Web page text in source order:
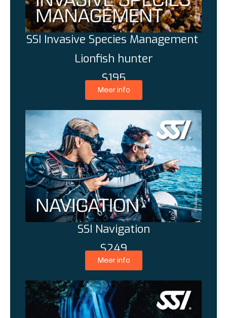
SSI Invasive Species Management
Lionfish hunter
$195
Meer info
SSI Navigation
$249
Meer info